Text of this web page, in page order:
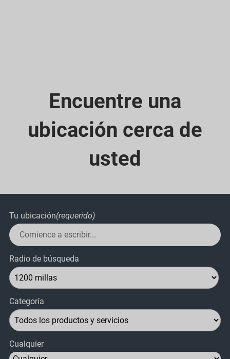
Encuentre una
ubicación cerca de
usted
Tu ubicación(requerido)
Radio de búsqueda
Categoría
Cualquier